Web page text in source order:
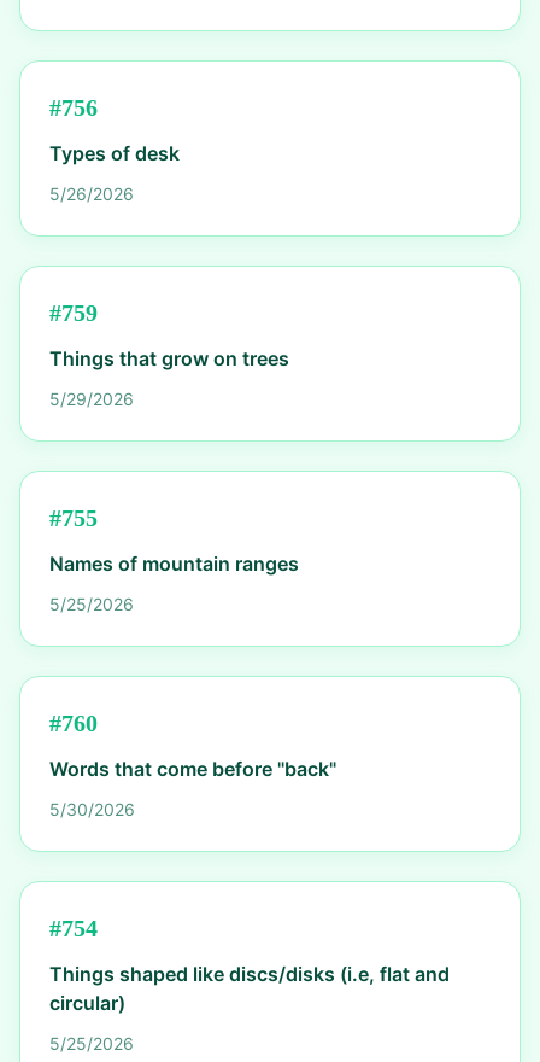
#756
Types of desk
5/26/2026
#759
Things that grow on trees
5/29/2026
#755
Names of mountain ranges
5/25/2026
#760
Words that come before "back"
5/30/2026
#754
Things shaped like discs/disks (i.e, flat and
circular)
5/25/2026